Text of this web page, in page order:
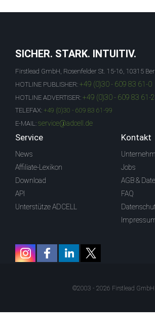
SICHER. STARK. INTUITIV.
Firstlead GmbH, Rosenfelder St. 15-16, 10315
HOTLINE PUBLISHER: +49 (0)30 - 609 83 61-0
HOTLINE ADVERTISER: +49 (0)30 - 609 83 61-
TELEFAX: +49 (0)30 - 609 83 61-99
E-MAIL: service@adcell.de
Service
News
Affiliate-Lexikon
Download
API
Unterstütze ADCELL
Kontakt
Jobs
AGB &
FAQ
©2003 - 2026 Firstlead GmbH